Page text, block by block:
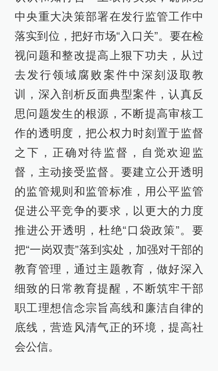
中央重大决策部署在发行监管工作中
落实到位，把好市场“入口关”。要在检
视问题和整改提高上狠下功夫，从过
去发行领域腐败案件中深刻汲取教
训，深入剖析反面典型案件，认真反
思问题发生的根源，不断提高审核工
作的透明度，把公权力时刻置于监督
之下，正确对待监督，自觉欢迎监
督，主动接受监督。要建立公开透明
的监管规则和监管标准，用公平监管
促进公平竞争的要求，以更大的力度
推进公开透明，杜绝“口袋政策”。要
把“一岗双责”落到实处，加强对干部的
教育管理，通过主题教育，做好深入
细致的日常教育提醒，不断筑牢干部
职工理想信念宗旨高线和廉洁自律的
底线，营造风清气正的环境，提高社
会公信。